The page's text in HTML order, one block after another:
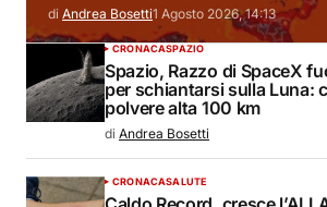
di Andrea Bosetti1 Agosto 2026, 14:13
CRONACASPAZIO
Spazio, Razzo di SpaceX
per schiantarsi sulla Luna:
polvere alta 100 km
di Andrea Bosetti
CRONACASALUTE